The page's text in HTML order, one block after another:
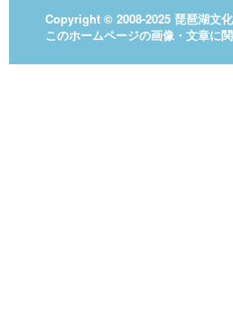
Copyright © 2008-2025 琵琶湖文
このホームページの画像・文章に